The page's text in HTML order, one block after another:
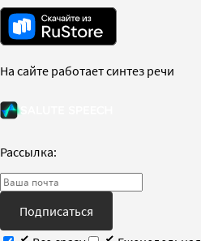
На сайте работает синтез речи
Рассылка:
Подписаться